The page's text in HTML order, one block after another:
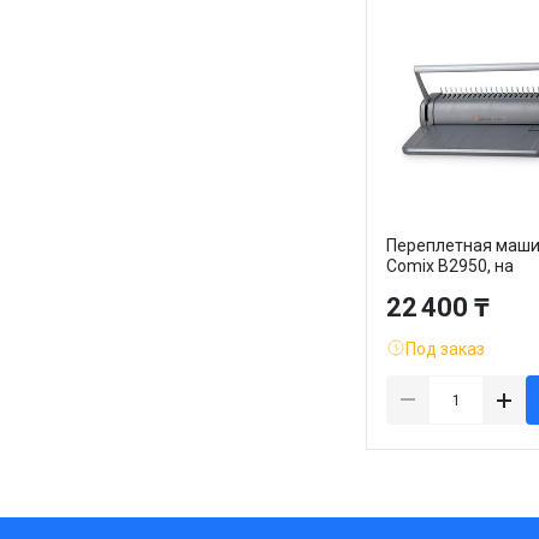
Переплетная
Comix B2950, на
переплет
22 400 ₸
Под заказ